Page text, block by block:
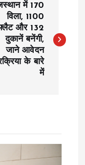
में 170
विला, 1100
और 132
दुकानें बनेंगी,
जाने आवेदन
के बारे
में